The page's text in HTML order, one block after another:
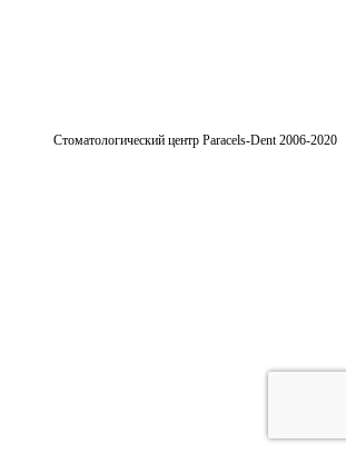
Стоматологический центр Paracels-Dent 2006-2020